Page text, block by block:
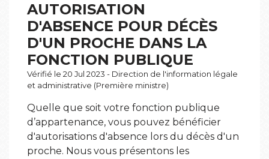
AUTORISATION
D'ABSENCE POUR DÉCÈS
D'UN PROCHE DANS LA
FONCTION PUBLIQUE
Vérifié le 20 Jul 2023 - Direction de l'information légale
et administrative (Première ministre)
Quelle que soit votre fonction publique
d’appartenance, vous pouvez bénéficier
d'autorisations d'absence lors du décès d'un
proche. Nous vous présentons les